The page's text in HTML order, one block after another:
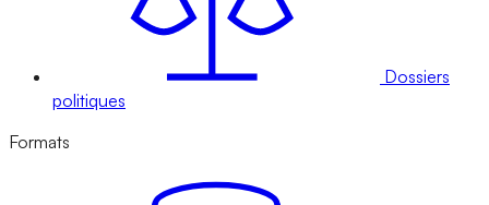
Dossiers
politiques
Formats